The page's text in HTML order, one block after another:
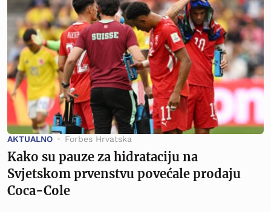
AKTUALNO Forbes Hrvatska
Kako su pauze za hidrataciju na
Svjetskom prvenstvu povećale prodaju
Coca-Cole